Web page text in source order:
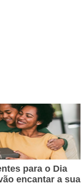
para o Dia
encantar a sua